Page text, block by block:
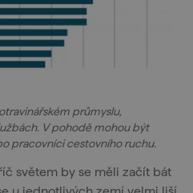
průmyslu,
V pohodě mohou být
pracovníci cestovního ruchu.
světem by se měli začít bát